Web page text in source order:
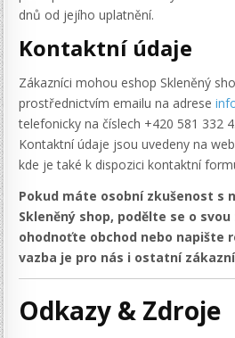
dnů od jejího uplatnění.
Kontaktní údaje
Zákazníci mohou eshop Skleněný
prostřednictvím emailu na adrese
telefonicky na číslech +420 581 332
Kontaktní údaje jsou uvedeny na
kde je také k dispozici kontaktní
Pokud máte osobní zkušenost s
Skleněný shop, podělte se o
ohodnoťte obchod nebo napište
vazba je pro nás i ostatní
Odkazy & Zdroje